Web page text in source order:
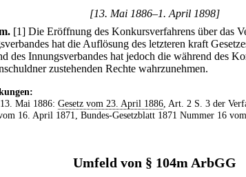
[13. Mai 1886–1. April 1898]
. [1] Die Eröffnung des Konkursverfahrens über das
hat die Auflösung des letzteren kraft
des Innungsverbandes hat jedoch die während des
zustehenden Rechte wahrzunehmen.
. 13. Mai 1886: Gesetz vom 23. April 1886, Art. 2 S. 3 der
16. April 1871, Bundes-Gesetzblatt 1871 Nummer 16
Umfeld von § 104m ArbGG